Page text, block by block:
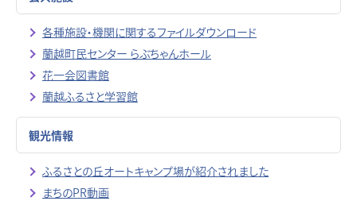
各種施設・機関に関するファイルダウンロード
蘭越町民センター らぶちゃんホール
花一会図書館
蘭越ふるさと学習館
観光情報
ふるさとの丘オートキャンプ場が紹介されました
まちのPR動画